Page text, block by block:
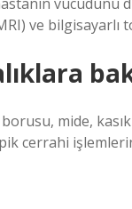
ve bilgisayarlı
mide,
cerrahi